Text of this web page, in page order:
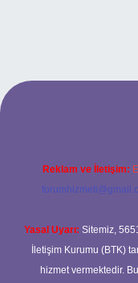
bahis sitesi
Reklam ve İletişim:
Yasal Uyarı: Sitemiz,
İletişim Kurumu (BTK)
hizmet vermektedir.